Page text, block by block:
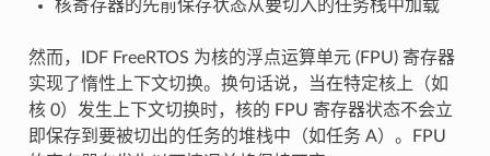
核寄存器的先前保存状态从要切入的任务栈中加载
然而，IDF FreeRTOS 为核的浮点运算单元 (FPU) 寄存器
实现了惰性上下文切换。换句话说，当在特定核上（如
核 0）发生上下文切换时，核的 FPU 寄存器状态不会立
即保存到要被切出的任务的堆栈中（如任务 A）。FPU